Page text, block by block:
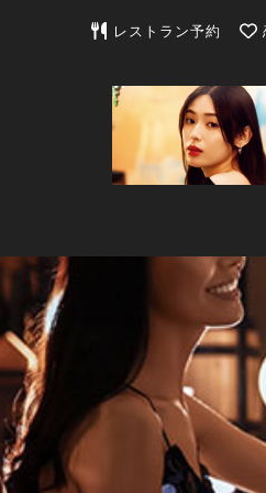
東京カレンダー | 最新
レストラン予約